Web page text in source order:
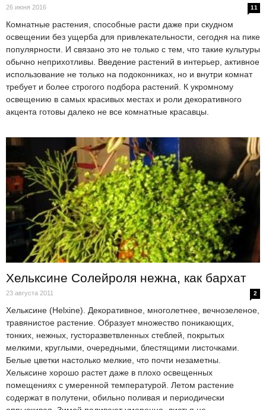
26 июня 2016 11
Комнатные растения, способные расти даже при скудном
освещении без ущерба для привлекательности, сегодня на пике
популярности. И связано это не только с тем, что такие культуры
обычно неприхотливы. Введение растений в интерьер, активное
использование не только на подоконниках, но и внутри комнат
требует и более строгого подбора растений. К укромному
освещению в самых красивых местах и роли декоративного
акцента готовы далеко не все комнатные красавцы.
Хельксине Солейроля нежна, как бархат
23 августа 2011 2
Хельксине (Helxine). Декоративное, многолетнее, вечнозеленое,
травянистое растение. Образует множество поникающих,
тонких, нежных, густоразветвленных стеблей, покрытых
мелкими, круглыми, очередными, блестящими листочками.
Белые цветки настолько мелкие, что почти незаметны.
Хельксине хорошо растет даже в плохо освещенных
помещениях с умеренной температурой. Летом растение
содержат в полутени, обильно поливая и периодически